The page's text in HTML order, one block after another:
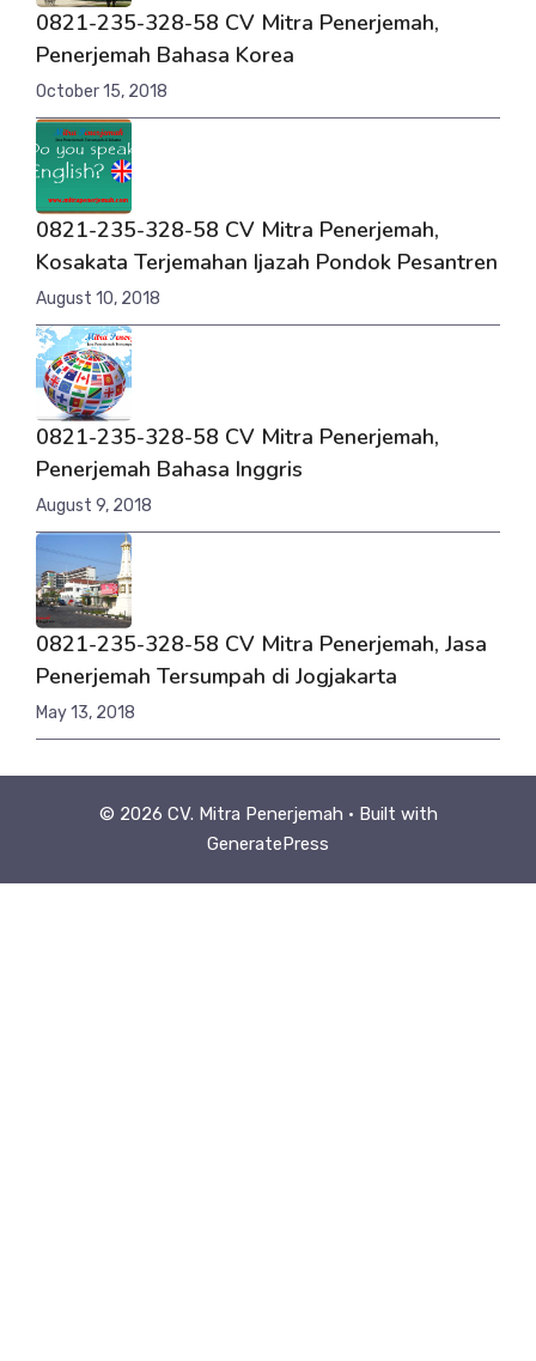
0821-235-328-58 CV Mitra Penerjemah,
Penerjemah Bahasa Korea
October 15, 2018
0821-235-328-58 CV Mitra Penerjemah,
Kosakata Terjemahan Ijazah Pondok Pesantren
August 10, 2018
0821-235-328-58 CV Mitra Penerjemah,
Penerjemah Bahasa Inggris
August 9, 2018
0821-235-328-58 CV Mitra Penerjemah, Jasa
Penerjemah Tersumpah di Jogjakarta
May 13, 2018
© 2026 CV. Mitra Penerjemah • Built with
GeneratePress